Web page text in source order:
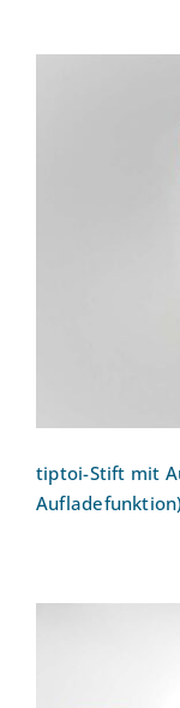
tiptoi-
tiptoi-Stift mit
Aufladefunktion)